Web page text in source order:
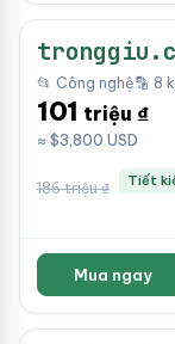
📂 Công nghệ🔡 8
101 triệu ₫
≈ $3,800 USD
186 triệu ₫ Tiết
Mua ngay